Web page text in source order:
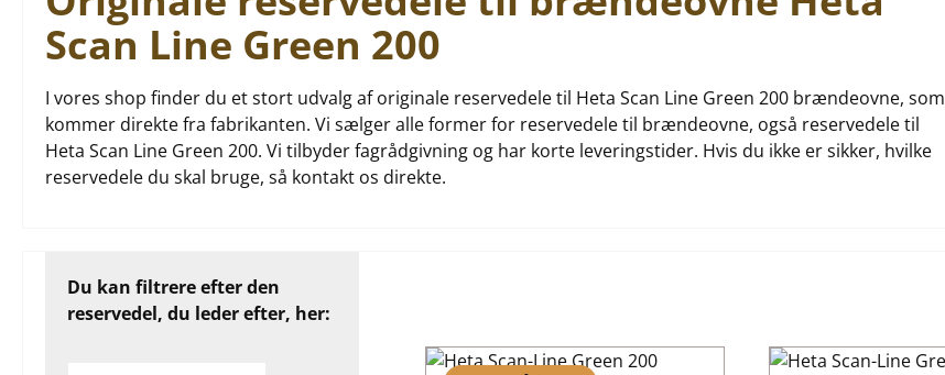
Scan Line Green 200
I vores shop finder du et stort udvalg af originale reservedele til Heta Scan Line Green 200 brændeovne, som
kommer direkte fra fabrikanten. Vi sælger alle former for reservedele til brændeovne, også reservedele til
Heta Scan Line Green 200. Vi tilbyder fagrådgivning og har korte leveringstider. Hvis du ikke er sikker, hvilke
reservedele du skal bruge, så kontakt os direkte.
Du kan filtrere efter den
reservedel, du leder efter, her: